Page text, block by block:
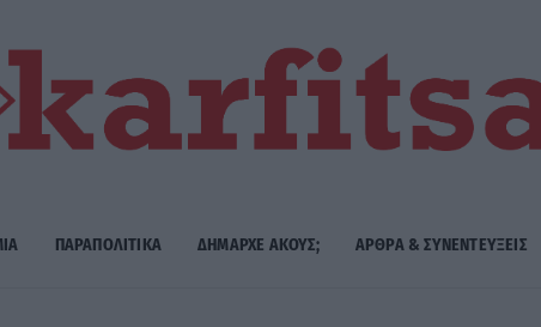
ΠΑΡΑΠΟΛΙΤΙΚΑ ΔΗΜΑΡΧE ΑΚΟΥΣ; ΑΡΘΡΑ & ΣΥΝΕΝΤΕΥΞΕΙΣ